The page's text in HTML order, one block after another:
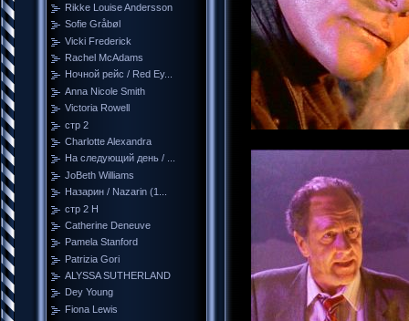
Rikke Louise Andersson
Sofie Gråbøl
Vicki Frederick
Rachel McAdams
Ночной рейс / Red Ey...
Anna Nicole Smith
Victoria Rowell
стр 2
Charlotte Alexandra
На следующий день / ...
JoBeth Williams
Назарин / Nazarin (1...
стр 2 Н
Catherine Deneuve
Pamela Stanford
Patrizia Gori
ALYSSA SUTHERLAND
Dey Young
Fiona Lewis